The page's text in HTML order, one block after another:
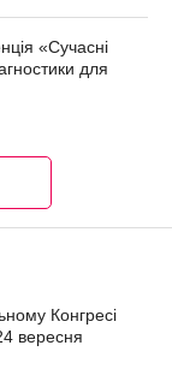
«Сучасні
для
Конгресі
вересня